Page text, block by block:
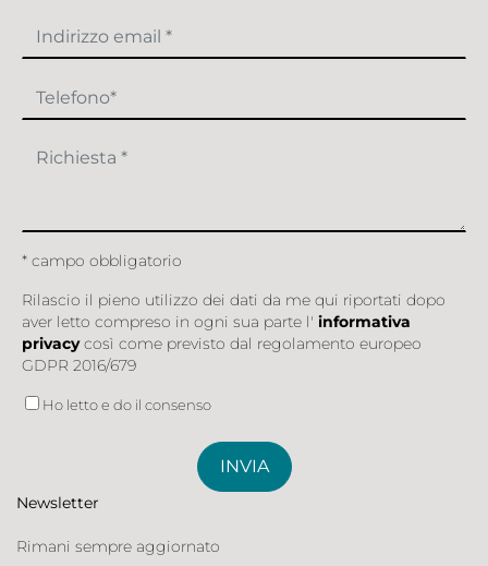
* campo obbligatorio
Rilascio il pieno utilizzo dei dati da me qui riportati dopo
aver letto compreso in ogni sua parte l' informativa
privacycosì come previsto dal regolamento europeo
GDPR 2016/679
Ho letto e do il consenso
INVIA
Newsletter
Rimani sempre aggiornato